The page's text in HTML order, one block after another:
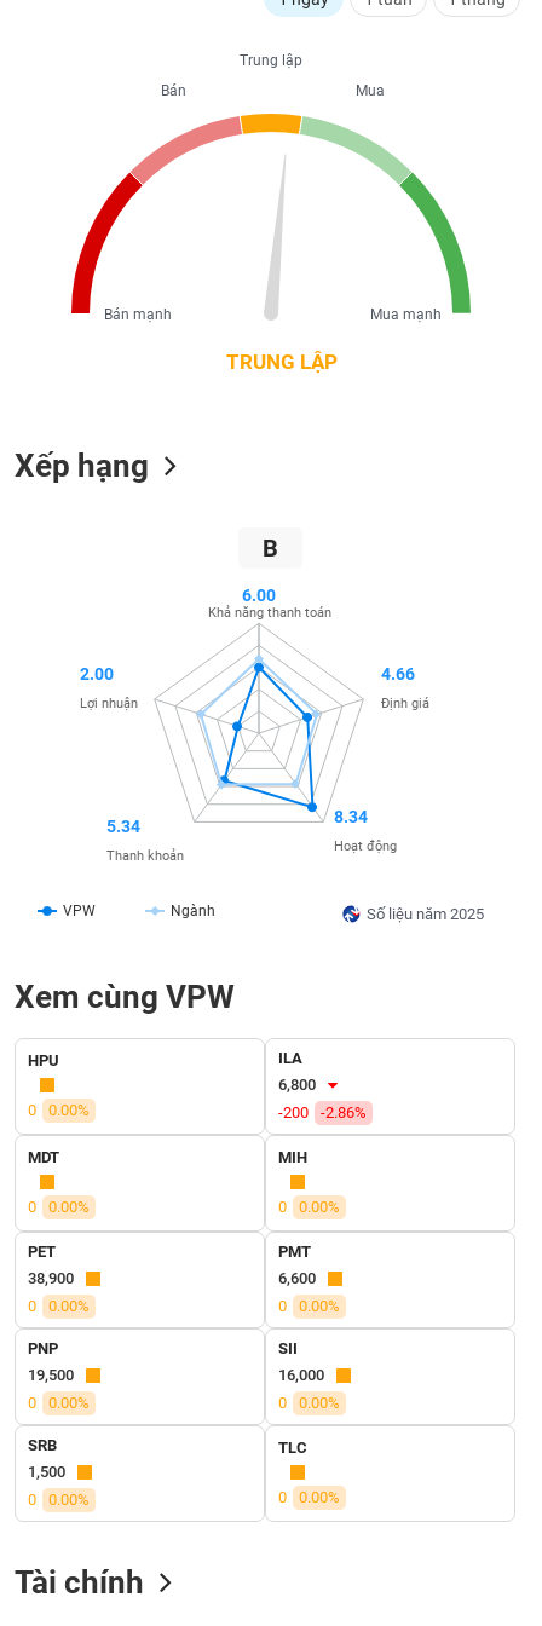
TRUNG LẬP
Trung lập
Mua
Mua mạnh
Bán
Bán mạnh
Xếp hạng
B
Số liệu năm 2025
VPW Ngành
6.00
Khả năng thanh toán
4.66
Định giá
8.34
Hoạt động
5.34
Thanh khoản
2.00
Lợi nhuận
Xem cùng VPW
HPU
0 0.00%
ILA
6,800
-200
-2.86%
MDT
0 0.00%
MIH
0 0.00%
PET
38,900
0
0.00%
PMT
6,600
0
0.00%
PNP
19,500
0
0.00%
SII
16,000
0
0.00%
SRB
1,500
0
0.00%
TLC
0 0.00%
Tài chính
THÔNG
DỊCH
VỤ
TRUYỀN
ÍCH
BẤT
ĐỘNG
SẢN
Mã
khoán
(-)